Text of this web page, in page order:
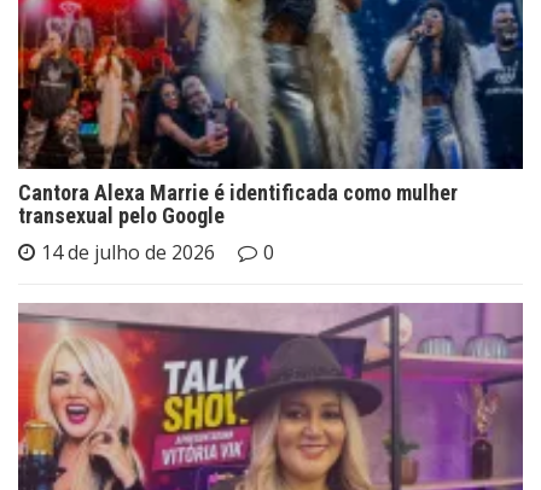
Cantora Alexa Marrie é identificada como mulher
transexual pelo Google
14 de julho de 2026 0